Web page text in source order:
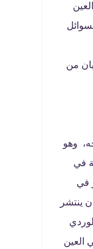
من
وهو
في
في
ينتشر
العين